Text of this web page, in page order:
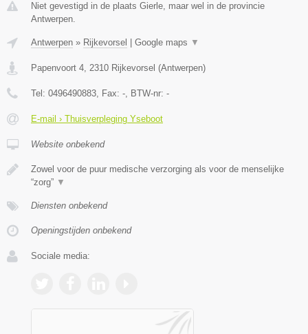
Niet gevestigd in de plaats Gierle, maar wel in de provincie
Antwerpen.
Antwerpen » Rijkevorsel Google maps ▼
Papenvoort 4, 2310 Rijkevorsel (Antwerpen)
Tel: 0496490883, Fax: -, BTW-nr: -
E-mail › Thuisverpleging Yseboot
Website onbekend
Zowel voor de puur medische verzorging als voor de menselijke
“zorg” ▼
Diensten onbekend
Openingstijden onbekend
Sociale media: